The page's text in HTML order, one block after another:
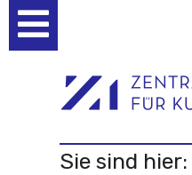
Werkzeuge
Sie sind hier: